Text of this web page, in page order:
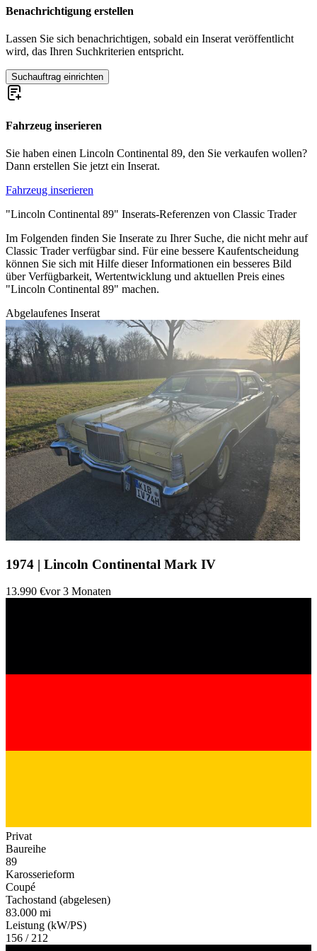
Lincoln Modelle
Lincoln Cosmopolitan
Lincoln Premiere
Benachrichtigung erstellen
Lassen Sie sich benachrichtigen, sobald ein Inserat veröffentlicht
wird, das Ihren Suchkriterien entspricht.
Suchauftrag einrichten
Fahrzeug inserieren
Sie haben einen Lincoln Continental 89, den Sie verkaufen wollen?
Dann erstellen Sie jetzt ein Inserat.
Fahrzeug inserieren
"Lincoln Continental 89" Inserats-Referenzen von Classic Trader
Im Folgenden finden Sie Inserate zu Ihrer Suche, die nicht mehr auf
Classic Trader verfügbar sind. Für eine bessere Kaufentscheidung
können Sie sich mit Hilfe dieser Informationen ein besseres Bild
über Verfügbarkeit, Wertentwicklung und aktuellen Preis eines
"Lincoln Continental 89" machen.
Abgelaufenes Inserat
1974 | Lincoln Continental Mark IV
13.990 €vor 3 Monaten
Privat
Baureihe
89
Karosserieform
Coupé
Tachostand (abgelesen)
83.000 mi
Leistung (kW/PS)
156 / 212